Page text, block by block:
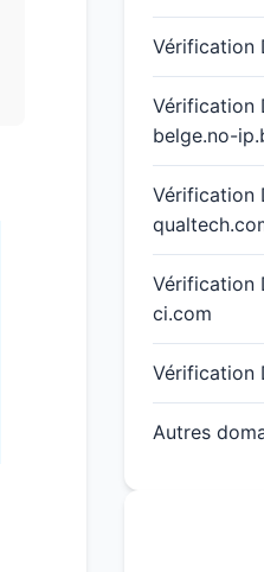
Vérification
Vérification
belge.no-
Vérification
Vérification
ci.com
Vérification
Autres